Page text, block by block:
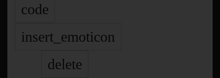
code
insert_emoticon
delete